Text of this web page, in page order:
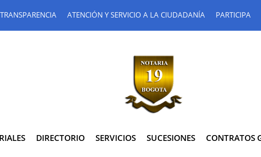
TRANSPARENCIA ATENCIÓN Y SERVICIO A LA CIUDADANÍA PARTICIPA
DIRECTORIO SERVICIOS SUCESIONES CONTRATOS